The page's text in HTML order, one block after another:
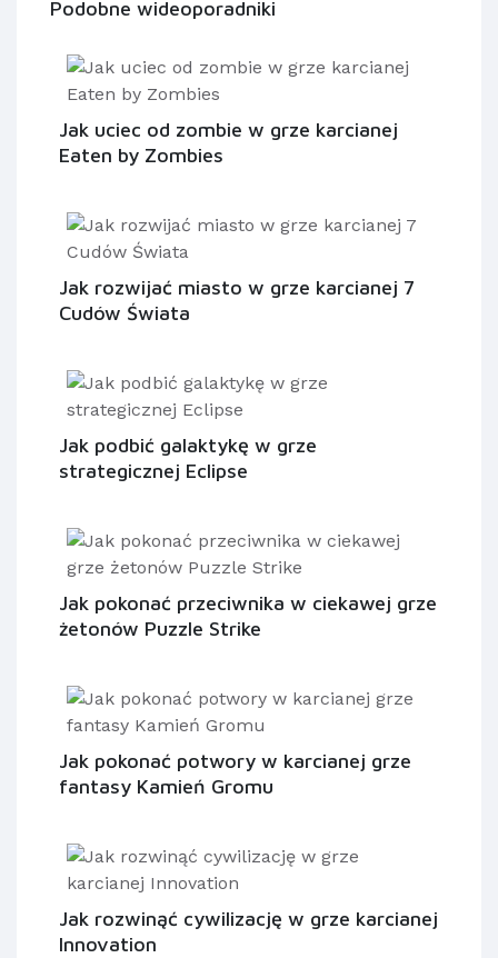
Podobne wideoporadniki
Jak uciec od zombie w grze karcianej
Eaten by Zombies
Jak rozwijać miasto w grze karcianej 7
Cudów Świata
Jak podbić galaktykę w grze
strategicznej Eclipse
Jak pokonać przeciwnika w ciekawej grze
żetonów Puzzle Strike
Jak pokonać potwory w karcianej grze
fantasy Kamień Gromu
Jak rozwinąć cywilizację w grze karcianej
Innovation